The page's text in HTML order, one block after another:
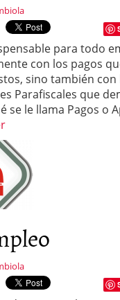
para todo
con los pagos
sino también
Parafiscales que
se le llama Pagos o